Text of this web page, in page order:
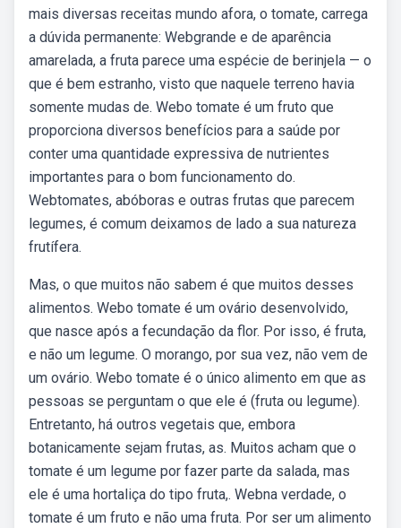
mais diversas receitas mundo afora, o tomate, carrega
a dúvida permanente: Webgrande e de aparência
amarelada, a fruta parece uma espécie de berinjela — o
que é bem estranho, visto que naquele terreno havia
somente mudas de. Webo tomate é um fruto que
proporciona diversos benefícios para a saúde por
conter uma quantidade expressiva de nutrientes
importantes para o bom funcionamento do.
Webtomates, abóboras e outras frutas que parecem
legumes, é comum deixamos de lado a sua natureza
frutífera.
Mas, o que muitos não sabem é que muitos desses
alimentos. Webo tomate é um ovário desenvolvido,
que nasce após a fecundação da flor. Por isso, é fruta,
e não um legume. O morango, por sua vez, não vem de
um ovário. Webo tomate é o único alimento em que as
pessoas se perguntam o que ele é (fruta ou legume).
Entretanto, há outros vegetais que, embora
botanicamente sejam frutas, as. Muitos acham que o
tomate é um legume por fazer parte da salada, mas
ele é uma hortaliça do tipo fruta,. Webna verdade, o
tomate é um fruto e não uma fruta. Por ser um alimento